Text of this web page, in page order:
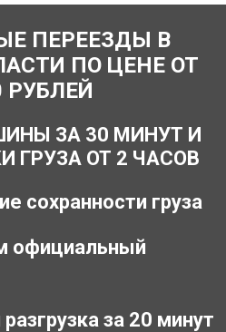
ПЕРЕЕЗДЫ В
ПО ЦЕНЕ ОТ
РУБЛЕЙ
ЗА 30 МИНУТ И
ГРУЗА ОТ 2 ЧАСОВ
сохранности груза
официальный
за 20 минут